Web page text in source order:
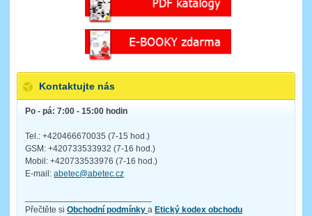
Kontaktujte nás
Po - pá: 7:00 - 15:00 hodin
Tel.: +420466670035 (7-15 hod.)
GSM: +420733533932 (7-16 hod.)
Mobil: +420733533976 (7-16 hod.)
E-mail: abetec@abetec.cz
Přečtěte si Obchodní podmínky a Etický kodex obchodu